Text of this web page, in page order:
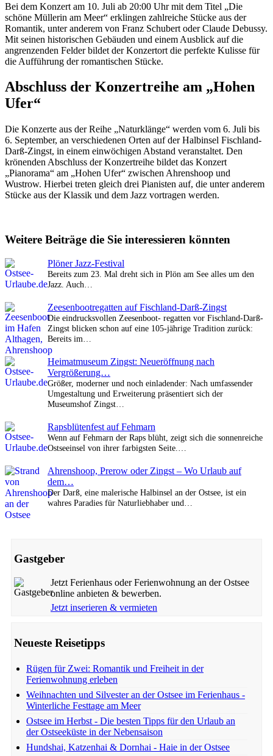
Bei dem Konzert am 10. Juli ab 20:00 Uhr mit dem Titel „Die
schöne Müllerin am Meer“ erklingen zahlreiche Stücke aus der
Romantik, unter anderem von Franz Schubert oder Claude Debussy.
Mit seinen historischen Gebäuden und einem Ausblick auf die
angrenzenden Felder bildet der Konzertort die perfekte Kulisse für
die Aufführung der romantischen Stücke.
Abschluss der Konzertreihe am „Hohen
Ufer“
Die Konzerte aus der Reihe „Naturklänge“ werden vom 6. Juli bis
6. September, an verschiedenen Orten auf der Halbinsel Fischland-
Darß-Zingst, in einem einwöchigen Abstand veranstaltet. Den
krönenden Abschluss der Konzertreihe bildet das Konzert
„Pianorama“ am „Hohen Ufer“ zwischen Ahrenshoop und
Wustrow. Hierbei treten gleich drei Pianisten auf, die unter anderem
Stücke aus der Klassik und dem Jazz vortragen werden.
Weitere Beiträge die Sie interessieren könnten
Plöner Jazz-Festival
Bereits zum 23. Mal dreht sich in Plön am See alles um den
Jazz. Auch…
Zeesenbootregatten auf Fischland-Darß-Zingst
Die eindrucksvollen Zeesenboot- regatten vor Fischland-Darß-
Zingst blicken schon auf eine 105-jährige Tradition zurück:
Bereits im…
Heimatmuseum Zingst: Neueröffnung nach
Vergrößerung…
Größer, moderner und noch einladender: Nach umfassender
Umgestaltung und Erweiterung präsentiert sich der
Museumshof Zingst…
Rapsblütenfest auf Fehmarn
Wenn auf Fehmarn der Raps blüht, zeigt sich die sonnenreiche
Ostseeinsel von ihrer farbigsten Seite.…
Ahrenshoop, Prerow oder Zingst – Wo Urlaub auf
dem…
Der Darß, eine malerische Halbinsel an der Ostsee, ist ein
wahres Paradies für Naturliebhaber und…
Gastgeber
Jetzt Ferienhaus oder Ferienwohnung an der Ostsee
online anbieten & bewerben.
Jetzt inserieren & vermieten
Neueste Reisetipps
Rügen für Zwei: Romantik und Freiheit in der
Ferienwohnung erleben
Weihnachten und Silvester an der Ostsee im Ferienhaus -
Winterliche Festtage am Meer
Ostsee im Herbst - Die besten Tipps für den Urlaub an
der Ostseeküste in der Nebensaison
Hundshai, Katzenhai & Dornhai - Haie in der Ostsee